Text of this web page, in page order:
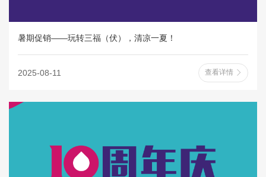
暑期促销——玩转三福（伏），清凉一夏！
2025-08-11 查看详情